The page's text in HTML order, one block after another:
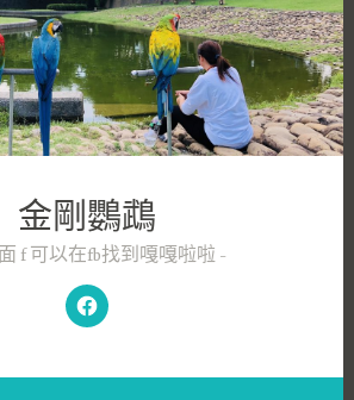
金剛鸚鵡
f 可以在fb找到嘎嘎啦啦
嘎
嘎
啦
啦
團